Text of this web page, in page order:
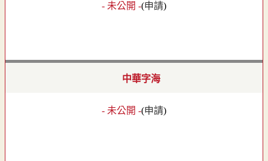
- 未公開 -(申請)
中華字海
- 未公開 -(申請)